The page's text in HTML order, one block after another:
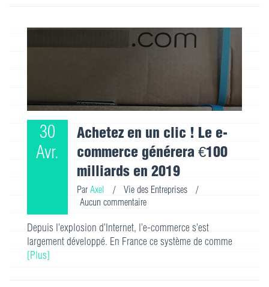
30
Avr.
Achetez en un clic ! Le e-
commerce générera €100
milliards en 2019
Par Axel / Vie des Entreprises
/
Aucun commentaire
Depuis l’explosion d’Internet, l’e-commerce s’est
largement développé. En France ce système de comme
[Plus]